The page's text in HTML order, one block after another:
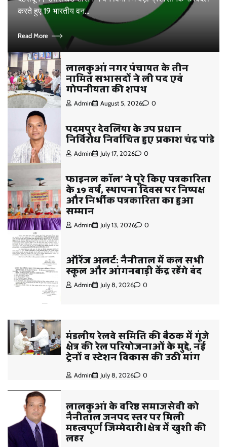
करते हुए 19 भारतीय वन…
Read More
लालकुआं नगर पंचायत के तीन
नामित सभासदों ने ली पद एवं
गोपनीयता की शपथ
Admin August 5, 2026 0
पदमपुर देवलिया के उप प्रधान
निर्विरोध निर्वाचित हुए प्रकाश चंद्र पांडे
Admin July 17, 2026 0
फाइनल कॉल’ ने पूरे किए पत्रकारिता
के 19 वर्ष, स्थापना दिवस पर निष्पक्ष
और निर्भीक पत्रकारिता का हुआ
सम्मान
Admin July 13, 2026 0
ऑरेंज अलर्ट: नैनीताल में कल सभी
स्कूल और आंगनबाड़ी केंद्र रहेंगे बंद
Admin July 8, 2026 0
मंडलीय रेलवे समिति की बैठक में गूंजे
क्षेत्र की रेल परियोजनाओं के मुद्दे, नई
ट्रेनों व स्टेशन विकास की उठी मांग
Admin July 8, 2026 0
लालकुआं के वरिष्ठ समाजसेवी को
नैनीताल जनपद स्तर पर मिली
महत्वपूर्ण जिम्मेदारी।क्षेत्र में खुशी की
लहर